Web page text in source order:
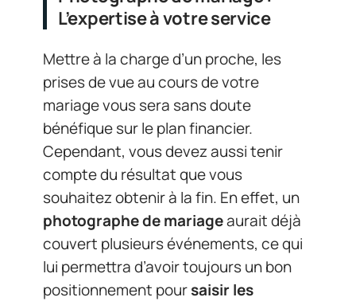
L’expertise à votre service
Mettre à la charge d’un proche, les
prises de vue au cours de votre
mariage vous sera sans doute
bénéfique sur le plan financier.
Cependant, vous devez aussi tenir
compte du résultat que vous
souhaitez obtenir à la fin. En effet, un
photographe de mariageaurait déjà
couvert plusieurs événements, ce qui
lui permettra d’avoir toujours un bon
positionnement poursaisir les